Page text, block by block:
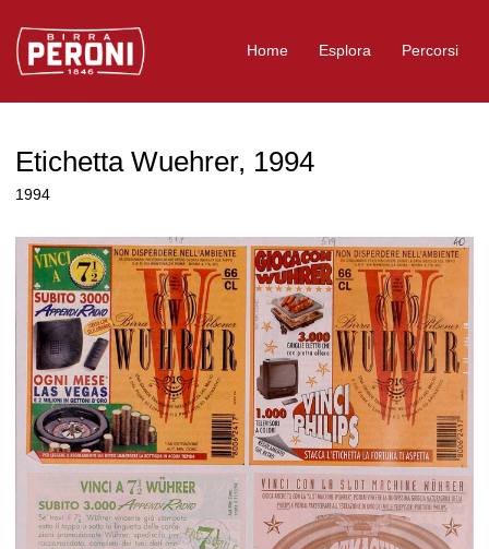
Logo Birra Peroni
Home Esplora Percorsi
Etichetta Wuehrer, 1994
1994